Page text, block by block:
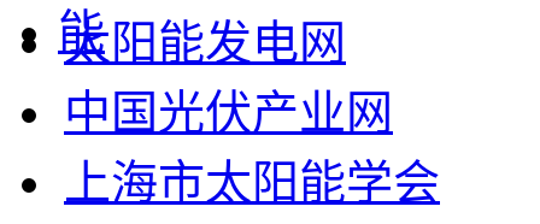
太阳能发电网
中国光伏产业网
上海市太阳能学会